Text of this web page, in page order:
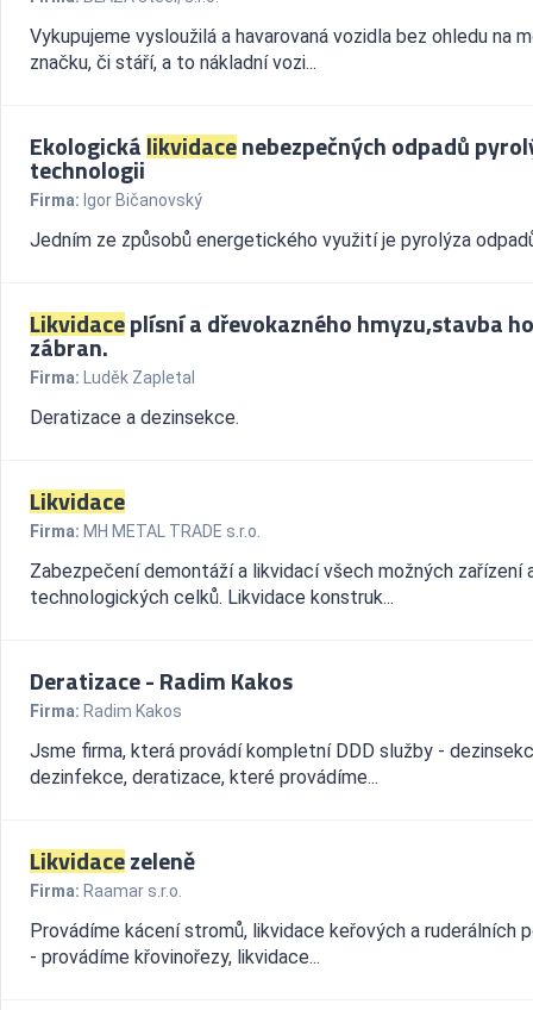
Vykupujeme vysloužilá a havarovaná vozidla bez ohledu na
značku, či stáří, a to nákladní vozi...
Ekologickálikvidacenebezpečných odpadů
technologii
Firma: Igor Bičanovský
Jedním ze způsobů energetického využití je pyrolýza
Likvidaceplísní a dřevokazného hmyzu,stavba
zábran.
Firma: Luděk Zapletal
Deratizace a dezinsekce.
Likvidace
Firma: MH METAL TRADE s.r.o.
Zabezpečení demontáží a likvidací všech možných zařízení
technologických celků. Likvidace konstruk...
Deratizace - Radim Kakos
Firma: Radim Kakos
Jsme firma, která provádí kompletní DDD služby -
dezinfekce, deratizace, které provádíme...
Likvidacezeleně
Firma: Raamar s.r.o.
Provádíme kácení stromů, likvidace keřových a ruderálních
- provádíme křovinořezy, likvidace...